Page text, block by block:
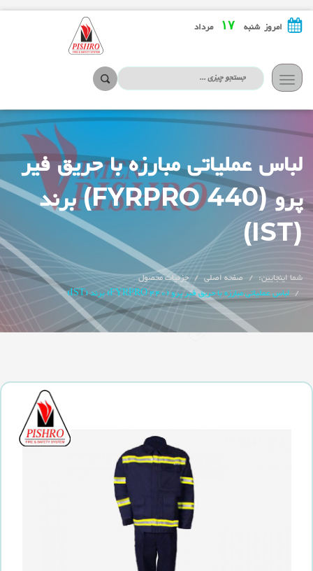
امروز شنبه مرداد
تعویض
ناوبری
لباس عملیاتی مبارزه با حریق فیر
پرو (FYRPRO 440) برند
(IST)
شما اینجایین: صفحه اصلی
جزئیات محصول
لباس عملیاتی مبارزه با حریق فیر پرو (FYRPRO 440) برند (IST)